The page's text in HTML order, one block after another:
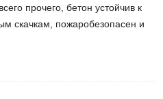
прочего, бетон устойчив к
скачкам, пожаробезопасен и